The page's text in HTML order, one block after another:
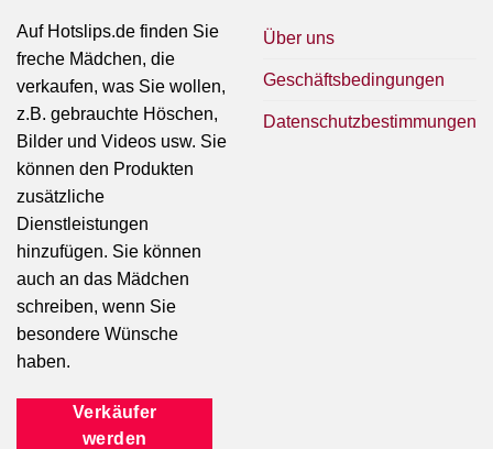
Auf Hotslips.de finden Sie
freche Mädchen, die
verkaufen, was Sie wollen,
z.B. gebrauchte Höschen,
Bilder und Videos usw. Sie
können den Produkten
zusätzliche
Dienstleistungen
hinzufügen. Sie können
auch an das Mädchen
schreiben, wenn Sie
besondere Wünsche
haben.
Verkäufer
werden
Über uns
Geschäftsbedingungen
Datenschutzbestimmungen